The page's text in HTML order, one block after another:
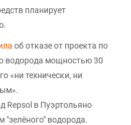
планирует
об отказе от проекта по
водорода мощностью 30
«ни технически, ни
Repsol в Пуэртольяно
"зелёного" водорода.